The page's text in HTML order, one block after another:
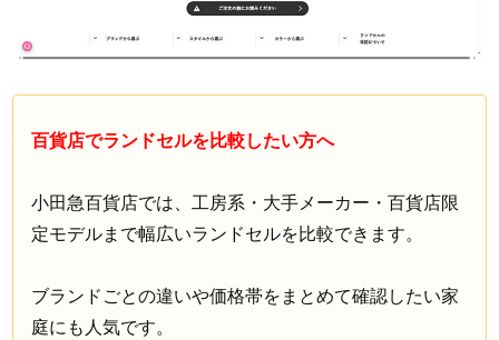
百貨店でランドセルを比較したい方へ
小田急百貨店では、工房系・大手メーカー・百貨店限
定モデルまで幅広いランドセルを比較できます。
ブランドごとの違いや価格帯をまとめて確認したい家
庭にも人気です。